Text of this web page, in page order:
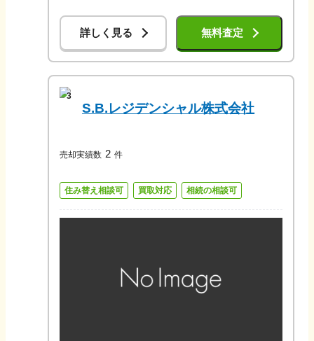
詳しく見る 無料査定
3
S.B.レジデンシャル株式会社
売却実績数 2 件
住み替え相談可 買取対応 相続の相談可